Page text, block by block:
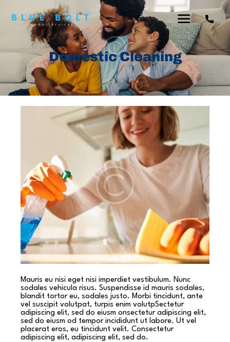
Domestic Cleaning
Mauris eu nisi eget nisi imperdiet vestibulum. Nunc
sodales vehicula risus. Suspendisse id mauris sodales,
blandit tortor eu, sodales justo. Morbi tincidunt, ante
vel suscipit volutpat, turpis enim volutpSectetur
adipiscing elit, sed do eiusm onsectetur adipiscing elit,
sed do eiusm od tempor incididunt ut labore. Ut vel
placerat eros, eu tincidunt velit. Consectetur
adipiscing elit, adipiscing elit, sed do.